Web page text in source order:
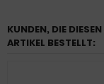
KUNDEN, DIE
ARTIKEL BESTELLT: